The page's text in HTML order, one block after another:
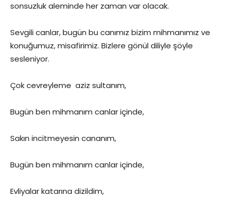
sonsuzluk aleminde her zaman var olacak.
Sevgili canlar, bugün bu canımız bizim mihmanımız ve
konuğumuz, misafirimiz. Bizlere gönül diliyle şöyle
sesleniyor.
Çok cevreyleme aziz sultanım,
Bugün ben mihmanım canlar içinde,
Sakın incitmeyesin cananım,
Bugün ben mihmanım canlar içinde,
Evliyalar katarına dizildim,